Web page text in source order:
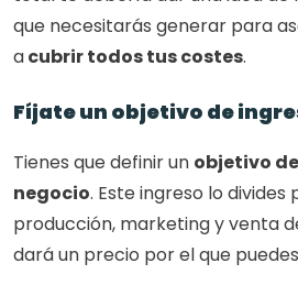
que necesitarás generar para
a cubrir todos tus costes.
Fíjate un objetivo de
Tienes que definir un objetivo
negocio. Este ingreso lo divides
producción, marketing y venta
dará un precio por el que